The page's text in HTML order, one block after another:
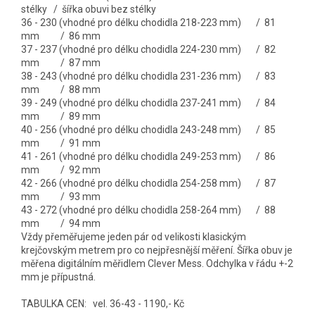
stélky / šířka obuvi bez stélky
36 - 230 (vhodné pro délku chodidla 218-223 mm) / 81
mm / 86 mm
37 - 237 (vhodné pro délku chodidla 224-230 mm) / 82
mm / 87 mm
38 - 243 (vhodné pro délku chodidla 231-236 mm) / 83
mm / 88 mm
39 - 249 (vhodné pro délku chodidla 237-241 mm) / 84
mm / 89 mm
40 - 256 (vhodné pro délku chodidla 243-248 mm) / 85
mm / 91 mm
41 - 261 (vhodné pro délku chodidla 249-253 mm) / 86
mm / 92 mm
42 - 266 (vhodné pro délku chodidla 254-258 mm) / 87
mm / 93 mm
43 - 272 (vhodné pro délku chodidla 258-264 mm) / 88
mm / 94 mm
Vždy přeměřujeme jeden pár od velikosti klasickým
krejčovským metrem pro co nejpřesnější měření. Šířka obuv je
měřena digitálním měřidlem Clever Mess. Odchylka v řádu +-2
mm je přípustná.
TABULKA CEN: vel. 36-43 - 1190,- Kč